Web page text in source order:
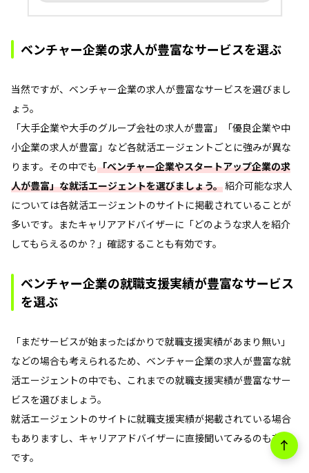
ベンチャー企業の求人が豊富なサービスを選ぶ
当然ですが、ベンチャー企業の求人が豊富なサービスを選びまし
ょう。
「大手企業や大手のグループ会社の求人が豊富」「優良企業や中
小企業の求人が豊富」など各就活エージェントごとに強みが異な
ります。その中でも「ベンチャー企業やスタートアップ企業の求
人が豊富」な就活エージェントを選びましょう。紹介可能な求人
については各就活エージェントのサイトに掲載されていることが
多いです。またキャリアアドバイザーに「どのような求人を紹介
してもらえるのか？」確認することも有効です。
ベンチャー企業の就職支援実績が豊富なサービス
を選ぶ
「まだサービスが始まったばかりで就職支援実績があまり無い」
などの場合も考えられるため、ベンチャー企業の求人が豊富な就
活エージェントの中でも、これまでの就職支援実績が豊富なサー
ビスを選びましょう。
就活エージェントのサイトに就職支援実績が掲載されている場合
もありますし、キャリアアドバイザーに直接聞いてみるのも有効
です。